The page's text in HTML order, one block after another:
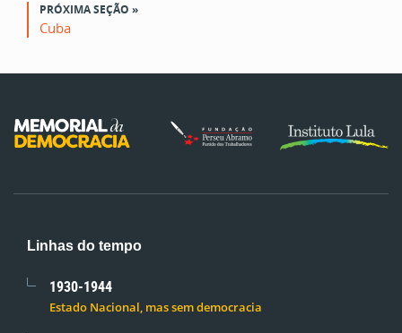
PRÓXIMA SEÇÃO »
Cuba
Linhas do tempo
1930-1944
Estado Nacional, mas sem democracia